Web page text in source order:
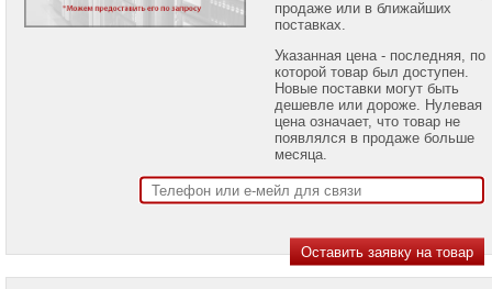
продаже или в ближайших
поставках.
Указанная цена - последняя, по
которой товар был доступен.
Новые поставки могут быть
дешевле или дороже. Нулевая
цена означает, что товар не
появлялся в продаже больше
месяца.